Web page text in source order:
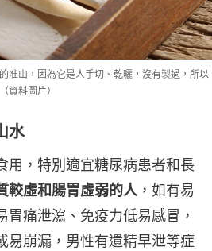
准山，因為它是人手切、乾曬，沒有製過，所以
資料圖片）
水
用，特別適宜糖尿病患者和長
較虛和腸胃虛弱的人，如有易
胃痛泄瀉、免疫力低易感冒，
易崩漏，男性有遺精早泄等症